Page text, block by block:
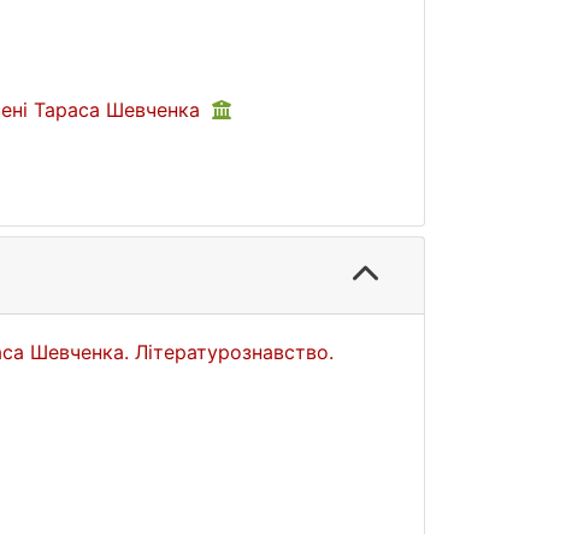
Тараса Шевченка
Шевченка. Літературознавство.